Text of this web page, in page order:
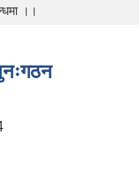
।।